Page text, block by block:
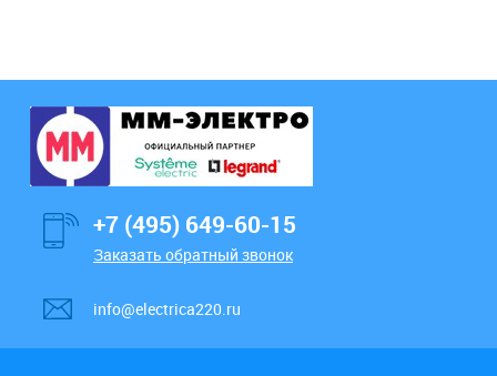
+7 (495) 649-60-15
Заказать обратный звонок
info@electrica220.ru